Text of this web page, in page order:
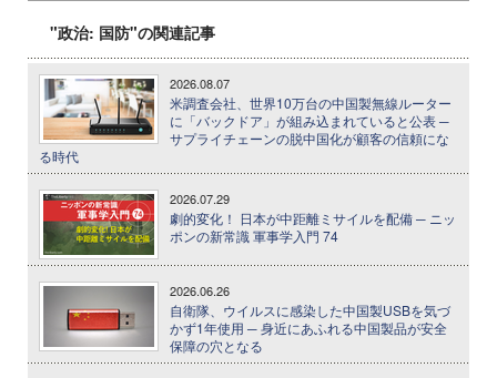
"政治: 国防"の関連記事
2026.08.07
米調査会社、世界10万台の中国製無線ルーター
に「バックドア」が組み込まれていると公表 ─
サプライチェーンの脱中国化が顧客の信頼にな
る時代
2026.07.29
劇的変化！ 日本が中距離ミサイルを配備 ─ ニッ
ポンの新常識 軍事学入門 74
2026.06.26
自衛隊、ウイルスに感染した中国製USBを気づ
かず1年使用 ─ 身近にあふれる中国製品が安全
保障の穴となる